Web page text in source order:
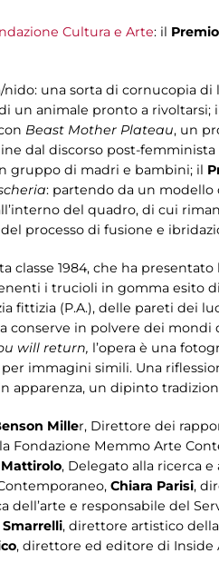
Cultura e Arte: il
una sorta di cornucopia
un animale pronto a rivoltarsi;
Beast Mother Plateau, un
dal discorso post-
gruppo di madri e bambini; il
: partendo da un modello
del quadro, di cui
processo di fusione e
classe 1984, che ha presentato
i trucioli in gomma esito
fittizia (P.A.), delle pareti dei
in polvere dei mondi
will return, l’opera è una
immagini simili. Una
apparenza, un dipinto
Miller, Direttore dei
Fondazione Memmo Arte
, Delegato alla ricerca
Chiara Parisi,
dell’arte e responsabile del
, direttore artistico
, direttore ed editore di Inside